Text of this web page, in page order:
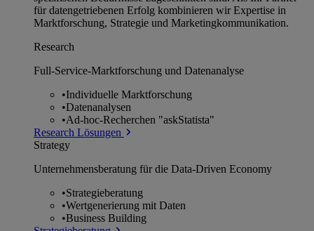
für datengetriebenen Erfolg kombinieren wir Expertise in
Marktforschung, Strategie und Marketingkommunikation.
Research
Full-Service-Marktforschung und Datenanalyse
•Individuelle Marktforschung
•Datenanalysen
•Ad-hoc-Recherchen "askStatista"
Research Lösungen
Strategy
Unternehmens­beratung für die Data-Driven Economy
•Strategieberatung
•Wertgenerierung mit Daten
•Business Building